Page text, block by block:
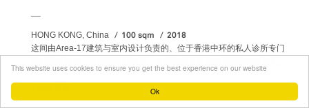
Ok
This website uses cookies to ensure you get the best experience on our website
HONG KONG, China 100 sqm 2018
这间由Area-17建筑与室内设计负责的、位于香港中环的私人诊所专门
關於 HEALTHCARE CLINIC